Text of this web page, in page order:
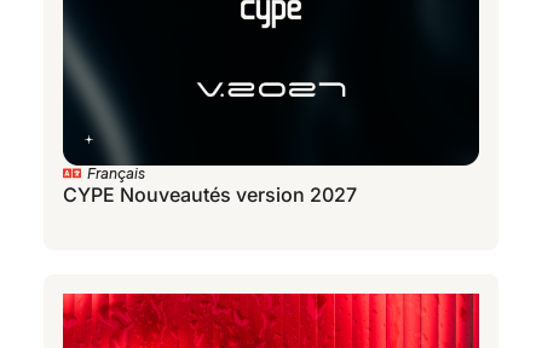
Français
CYPE Nouveautés version 2027